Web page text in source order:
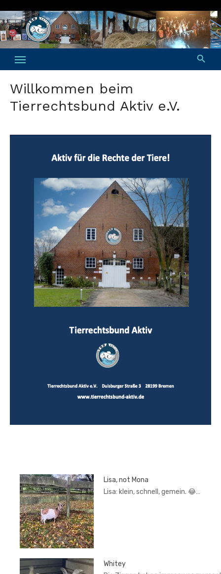
to
content
Willkommen beim
Tierrechtsbund Aktiv e.V.
Lisa, not Mona
Lisa: klein, schnell, gemein. 😂…
Whitey